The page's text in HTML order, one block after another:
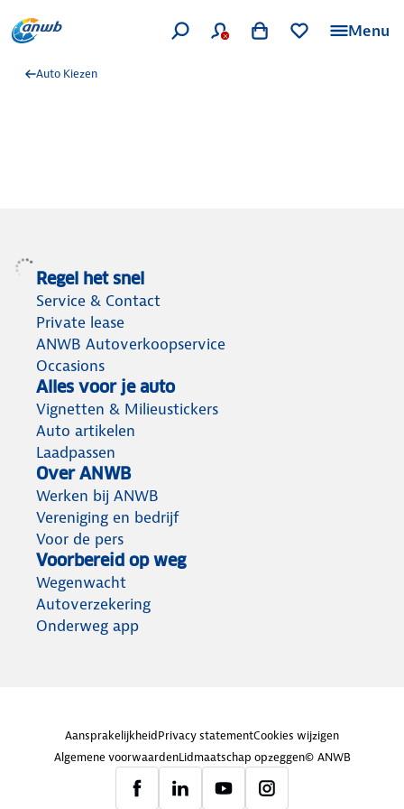
Menu
Auto Kiezen
Regel het snel
Service & Contact
Private lease
ANWB Autoverkoopservice
Occasions
Alles voor je auto
Vignetten & Milieustickers
Auto artikelen
Laadpassen
Over ANWB
Werken bij ANWB
Vereniging en bedrijf
Voor de pers
Voorbereid op weg
Wegenwacht
Autoverzekering
Onderweg app
AansprakelijkheidPrivacy statementCookies wijzigen
Algemene voorwaardenLidmaatschap opzeggen© ANWB